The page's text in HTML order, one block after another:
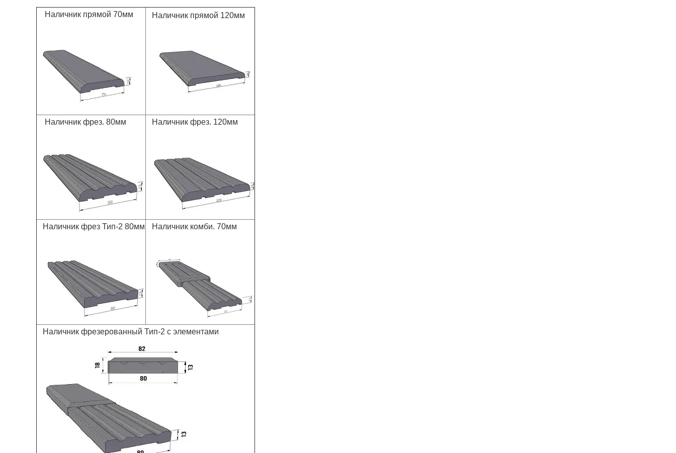
Наличник прямой 70мм Наличник прямой 120мм
Наличник фрез. 80мм Наличник фрез. 120мм
Наличник фрез Тип-2 80мм Наличник комби. 70мм
Наличник фрезерованный Тип-2 с элементами